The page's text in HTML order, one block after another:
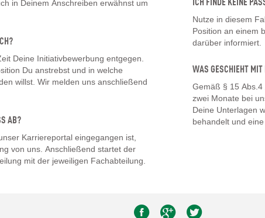
in Deinem Anschreiben erwähnst um
Deine Initiativbewerbung entgegen.
Du anstrebst und in welche
willst. Wir melden uns anschließend
AB?
Karriereportal eingegangen ist,
von uns. Anschließend startet der
mit der jeweiligen Fachabteilung.
ICH FINDE KEINE
Nutze in diesem
Position an einem
darüber informiert.
WAS GESCHIEHT MIT
Gemäß § 15
zwei Monate bei
Deine Unterlagen
behandelt und